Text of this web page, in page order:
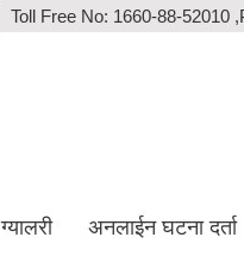
Toll Free No: 1660-88-52010
ग्यालरी अनलाईन घटना दर्ता